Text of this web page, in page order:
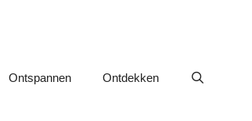
Ontspannen Ontdekken